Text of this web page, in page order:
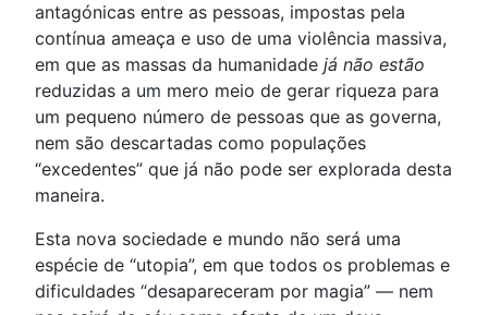
antagónicas entre as pessoas, impostas pela
contínua ameaça e uso de uma violência massiva,
em que as massas da humanidade já não estão
reduzidas a um mero meio de gerar riqueza para
um pequeno número de pessoas que as governa,
nem são descartadas como populações
“excedentes” que já não pode ser explorada desta
maneira.
Esta nova sociedade e mundo não será uma
espécie de “utopia”, em que todos os problemas e
dificuldades “desapareceram por magia” — nem